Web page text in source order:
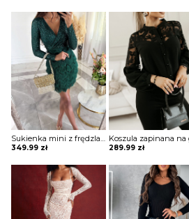
Sukienka mini z frędzlami na spódnicy Potita
349.99 zł 289.99 zł